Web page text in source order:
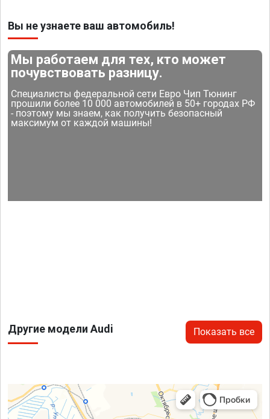
Вы не узнаете ваш автомобиль!
Мы работаем для тех, кто может
почувствовать разницу.
Специалисты федеральной сети Евро Чип Тюнинг
прошили более 10 000 автомобилей в 50+ городах РФ
- поэтому мы знаем, как получить безопасный
максимум от каждой машины!
Другие модели Audi Показать все